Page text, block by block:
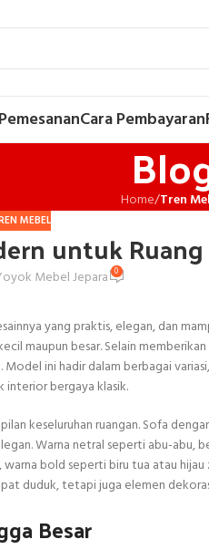
Cara Pembayaran
Home/Tren
MEBEL
untuk
Mebel Jepara 0
yang praktis, elegan, dan
maupun besar. Selain
ini hadir dalam berbagai
interior bergaya klasik.
keseluruhan ruangan. Sofa
Warna netral seperti abu-
bold seperti biru tua atau
duduk, tetapi juga elemen
Besar